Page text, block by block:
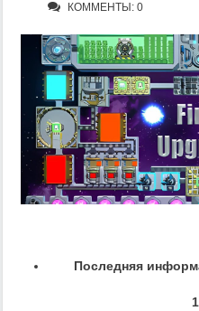
КОММЕНТЫ: 0
Последняя